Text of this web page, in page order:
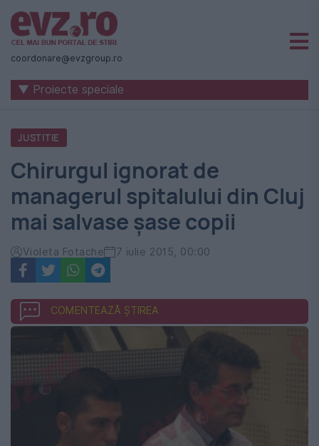
Știri
naționale
internaționale
România
-
Evenimentul
Zilei
coordonare@evzgroup.ro
▼ Proiecte speciale
JUSTITIE
Chirurgul ignorat de
managerul spitalului din Cluj
mai salvase șase copii
Violeta Fotache 7 iulie 2015, 00:00
COMENTEAZĂ ȘTIREA